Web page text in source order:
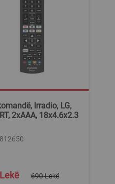
Irradio, LG,
2xAAA, 18x4.6x2.3
690 Lekë